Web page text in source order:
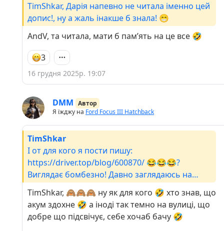
TimShkar, Дарія напевно не читала іменно цей
допис!, ну а жаль інакше б знала! 😁
AndV, та читала, мати б памʼять на це все 🤣
3
16 грудня 2025р. 19:07
DMM Автор
Я їжджу на Ford Focus III Hatchback
TimShkar
І от для кого я пости пишу:
https://driver.top/blog/600870/ 😂😂😂?
Виглядає бомбезно! Давно заглядаюсь на
кераміку, але це теж доволі непоганий варіант
👍.
TimShkar, 🙈🙈🙈 ну як для кого 🤣 хто знав, що
акум здохне 🤣 а іноді так темно на вулиці, що
добре що підсвічує, себе хочаб бачу 🤣